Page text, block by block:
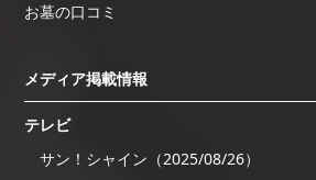
お墓の口コミ
メディア掲載情報
テレビ
サン！シャイン（2025/08/26）